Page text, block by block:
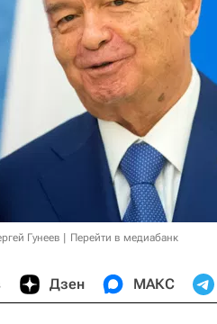
Гунеев Перейти в медиабанк
Дзен МАКС